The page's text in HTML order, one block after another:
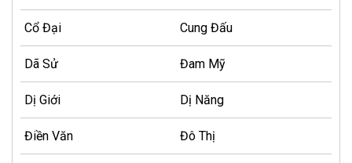
Cổ Đại Cung Đấu
Dã Sử Đam Mỹ
Dị Giới Dị Năng
Điền Văn Đô Thị